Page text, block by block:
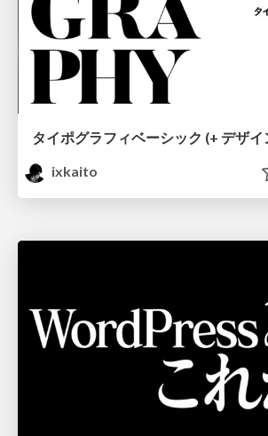
タイポグラフィベーシック (+ デザイ
ixkaito